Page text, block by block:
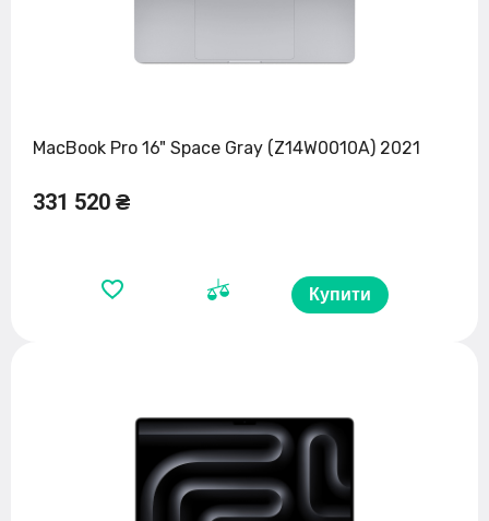
MacBook Pro 16" Space Gray (Z14W0010A) 2021
331 520 ₴
Купити